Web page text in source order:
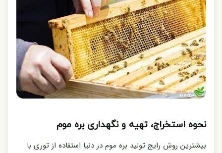
نحوه استخراج، تهیه و نگهداری بره موم
بیشترین روش رایج تولید بره موم در دنیا استفاده از توری با